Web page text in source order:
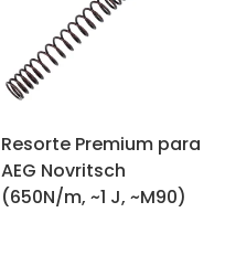
Resorte Premium para
AEG Novritsch
(650N/m, ~1 J, ~M90)